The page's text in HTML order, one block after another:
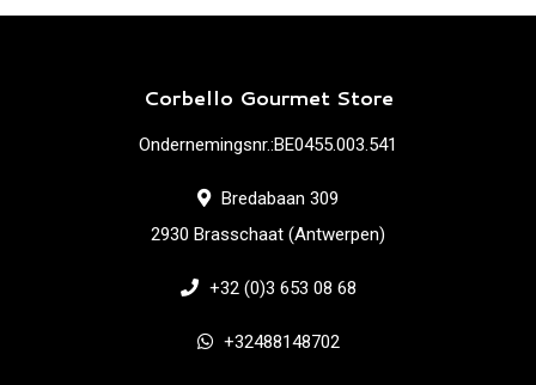
Corbello Gourmet Store
Ondernemingsnr.:BE0455.003.541
Bredabaan 309
2930 Brasschaat (Antwerpen)
+32 (0)3 653 08 68
+32488148702